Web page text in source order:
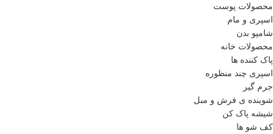
محصولات پوست
اسپری و مام
شامپو بدن
محصولات خانه
پاک کننده ها
اسپری چند منظوره
جرم گیر
شوینده ی فرش و مبل
شیشه پاک کن
کف شو ها